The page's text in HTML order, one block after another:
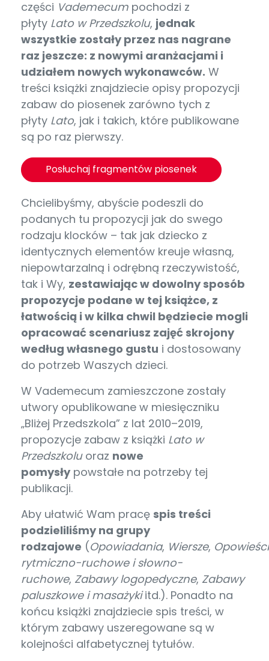
części Vademecum pochodzi z
płyty Lato w Przedszkolu, jednak
wszystkie zostały przez nas nagrane
raz jeszcze: z nowymi aranżacjami i
udziałem nowych wykonawców. W
treści książki znajdziecie opisy propozycji
zabaw do piosenek zarówno tych z
płyty Lato, jak i takich, które publikowane
są po raz pierwszy.
Posłuchaj fragmentów piosenek
Chcielibyśmy, abyście podeszli do
podanych tu propozycji jak do swego
rodzaju klocków – tak jak dziecko z
identycznych elementów kreuje własną,
niepowtarzalną i odrębną rzeczywistość,
tak i Wy, zestawiając w dowolny sposób
propozycje podane w tej książce, z
łatwością i w kilka chwil będziecie mogli
opracować scenariusz zajęć skrojony
według własnego gustu i dostosowany
do potrzeb Waszych dzieci.
W Vademecum zamieszczone zostały
utwory opublikowane w miesięczniku
„Bliżej Przedszkola” z lat 2010–2019,
propozycje zabaw z książki Lato w
Przedszkoluoraz nowe
pomysłypowstałe na potrzeby tej
publikacji.
Aby ułatwić Wam pracę spis treści
podzieliliśmy na grupy
rodzajowe (Opowiadania, Wiersze, Opowieści
rytmiczno-ruchowe i słowno-
ruchowe, Zabawy logopedyczne, Zabawy
paluszkowe i masażykiitd.). Ponadto na
końcu książki znajdziecie spis treści, w
którym zabawy uszeregowane są w
kolejności alfabetycznej tytułów.